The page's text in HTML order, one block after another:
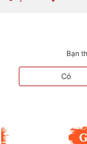
Bạn
Có